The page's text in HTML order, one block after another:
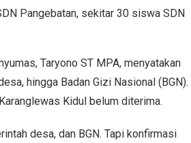
Pangebatan, sekitar 30 siswa SDN
Taryono ST MPA, menyatakan
hingga Badan Gizi Nasional (BGN).
Kidul belum diterima.
desa, dan BGN. Tapi konfirmasi